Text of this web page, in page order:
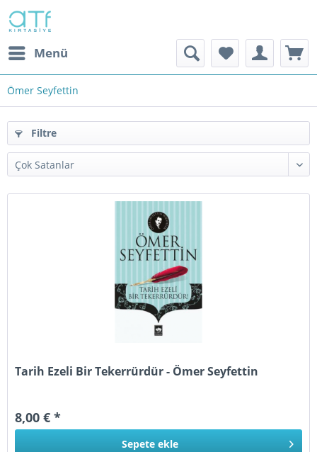
Menü
Ömer Seyfettin
Filtre
Tarih Ezeli Bir Tekerrürdür - Ömer Seyfettin
8,00 € *
Sepete ekle